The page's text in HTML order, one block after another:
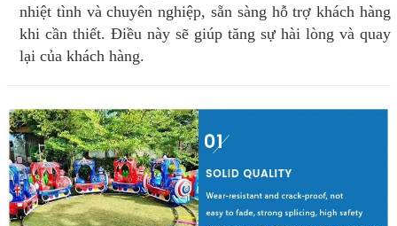
nhiệt tình và chuyên nghiệp, sẵn sàng hỗ trợ khách hàng
khi cần thiết. Điều này sẽ giúp tăng sự hài lòng và quay
lại của khách hàng.